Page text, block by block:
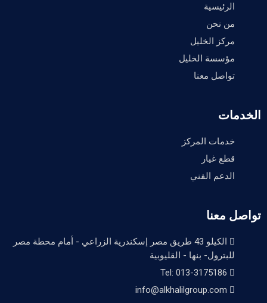
الرئيسية
من نحن
مركز الخليل
مؤسسة الخليل
تواصل معنا
الخدمات
خدمات المركز
قطع غيار
الدعم الفني
تواصل معنا
الكيلو 43 طريق مصر إسكندرية الزراعي - أمام محطة مصر
للبترول- بنها - القليوبية
Tel: 013-3175186
info@alkhalilgroup.com